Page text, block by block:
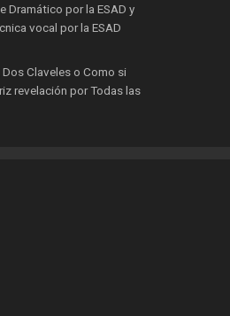
Dramático por la ESAD y
vocal por la ESAD
Claveles o Como si
revelación por Todas las